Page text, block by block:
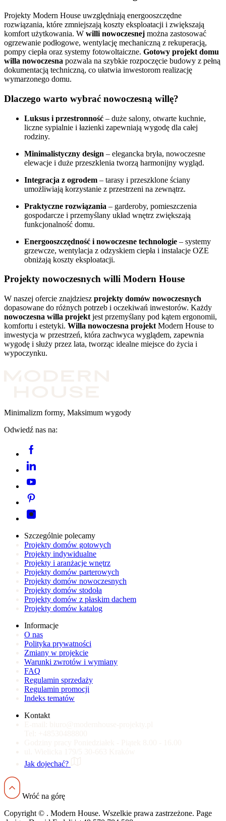
Projekty Modern House uwzględniają energooszczędne
rozwiązania, które zmniejszają koszty eksploatacji i zwiększają
komfort użytkowania. W willi nowoczesnej można zastosować
ogrzewanie podłogowe, wentylację mechaniczną z rekuperacją,
pompy ciepła oraz systemy fotowoltaiczne. Gotowy projekt domu
willa nowoczesna pozwala na szybkie rozpoczęcie budowy z pełną
dokumentacją techniczną, co ułatwia inwestorom realizację
wymarzonego domu.
Dlaczego warto wybrać nowoczesną willę?
Luksus i przestronność – duże salony, otwarte kuchnie,
liczne sypialnie i łazienki zapewniają wygodę dla całej
rodziny.
Minimalistyczny design – elegancka bryła, nowoczesne
elewacje i duże przeszklenia tworzą harmonijny wygląd.
Integracja z ogrodem – tarasy i przeszklone ściany
umożliwiają korzystanie z przestrzeni na zewnątrz.
Praktyczne rozwiązania – garderoby, pomieszczenia
gospodarcze i przemyślany układ wnętrz zwiększają
funkcjonalność domu.
Energooszczędność i nowoczesne technologie – systemy
grzewcze, wentylacja z odzyskiem ciepła i instalacje OZE
obniżają koszty eksploatacji.
Projekty nowoczesnych willi Modern House
W naszej ofercie znajdziesz projekty domów nowoczesnych
dopasowane do różnych potrzeb i oczekiwań inwestorów. Każdy
nowoczesna willa projekt jest przemyślany pod kątem ergonomii,
komfortu i estetyki. Willa nowoczesna projekt Modern House to
inwestycja w przestrzeń, która zachwyca wyglądem, zapewnia
wygodę i służy przez lata, tworząc idealne miejsce do życia i
wypoczynku.
Minimalizm formy, Maksimum wygody
Odwiedź nas na:
Szczególnie polecamy
Projekty domów gotowych
Projekty indywidualne
Projekty i aranżacje wnętrz
Projekty domów parterowych
Projekty domów nowoczesnych
Projekty domów stodoła
Projekty domów z płaskim dachem
Projekty domów katalog
Informacje
O nas
Polityka prywatności
Zmiany w projekcie
Warunki zwrotów i wymiany
FAQ
Regulamin sprzedaży
Regulamin promocji
Indeks tematów
Kontakt
Jak dojechać?
Wróć na górę
Copyright © . Modern House. Wszelkie prawa zastrzeżone. Page